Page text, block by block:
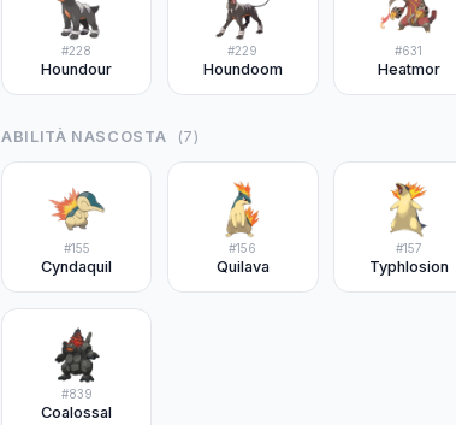
#228
Houndour
#229
Houndoom
#631
Heatmor
ABILITÀ NASCOSTA (7)
#155
Cyndaquil
#156
Quilava
#157
Typhlosion
#839
Coalossal